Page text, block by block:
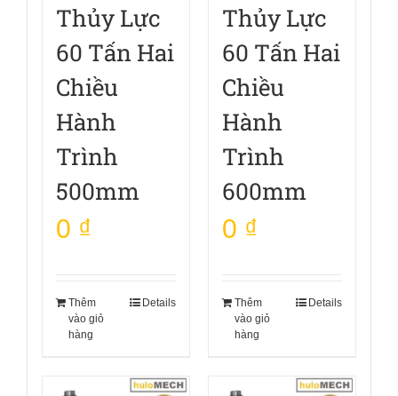
Thủy Lực
60 Tấn Hai
Chiều
Hành
Trình
500mm
0 ₫
Thêm
vào giỏ
hàng
Details
Thủy Lực
60 Tấn Hai
Chiều
Hành
Trình
600mm
0 ₫
Thêm
vào giỏ
hàng
Details